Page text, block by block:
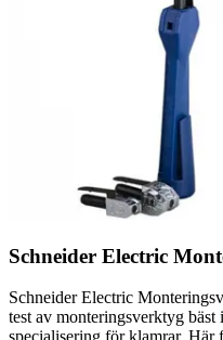
Schneider Electric
Schneider Electric
test av monteringsverktyg bäst